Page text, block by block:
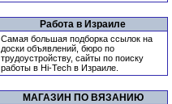
Работа в Израиле
Самая большая подборка ссылок на
доски объявлений, бюро по
трудоустройству, сайты по поиску
работы в Hi-Tech в Израиле.
МАГАЗИН ПО ВЯЗАНИЮ